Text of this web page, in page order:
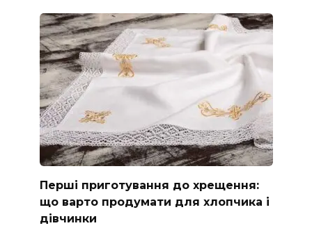
Перші приготування до хрещення:
що варто продумати для хлопчика і
дівчинки